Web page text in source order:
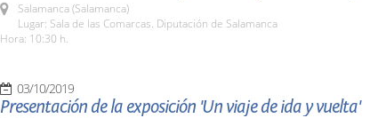
Salamanca (Salamanca)
Lugar: Sala de las Comarcas. Diputación de Salamanca
Hora: 10:30 h.
03/10/2019
Presentación de la exposición 'Un viaje de ida y vuelta'